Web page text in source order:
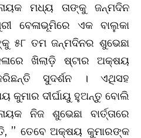
ମଧ୍ୟ ତାଙ୍କୁ ଜନ୍ମଦିନ
ବେଳାଭୂମିରେ ଏକ ବାଲୁକା
୫୮ ତମ ଜନ୍ମଦିନର ଶୁଭେଛା
ଖିଲାଡ଼ି ଷ୍ଟାର ଅକ୍ଷୟ
ସୁଦର୍ଶନ । ଏଥିସହ
କୁମାର ଦୀର୍ଘାୟୁ ହୁଅନ୍ତୁ ବୋଲି
ନିଜ ଶୁଭେଛା ବାର୍ତ୍ତାରେ
” ତେବେ ଅକ୍ଷୟ କୁମାରଙ୍କ